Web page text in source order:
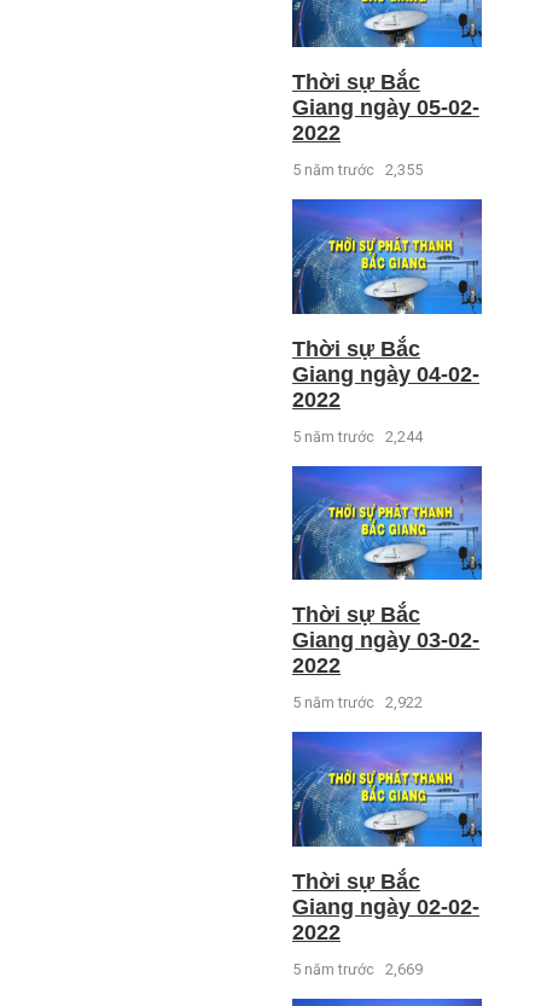
Thời sự Bắc
Giang ngày 05-02-
2022
5 năm trước 2,355
Thời sự Bắc
Giang ngày 04-02-
2022
5 năm trước 2,244
Thời sự Bắc
Giang ngày 03-02-
2022
5 năm trước 2,922
Thời sự Bắc
Giang ngày 02-02-
2022
5 năm trước 2,669